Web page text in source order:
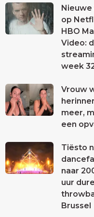
Nieuwe
op
HBO
Video:
week
Vrouw
meer,
een
Tiësto
naar
uur
Brussel